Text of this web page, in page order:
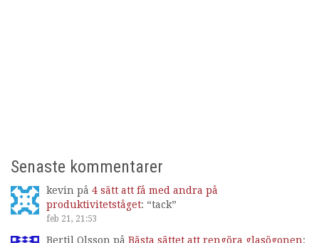
Senaste kommentarer
kevin på 4 sätt att få med andra på
produktivitetståget: “tack”
feb 21, 21:53
Bertil Olsson på Bästa sättet att rengöra glasögonen: